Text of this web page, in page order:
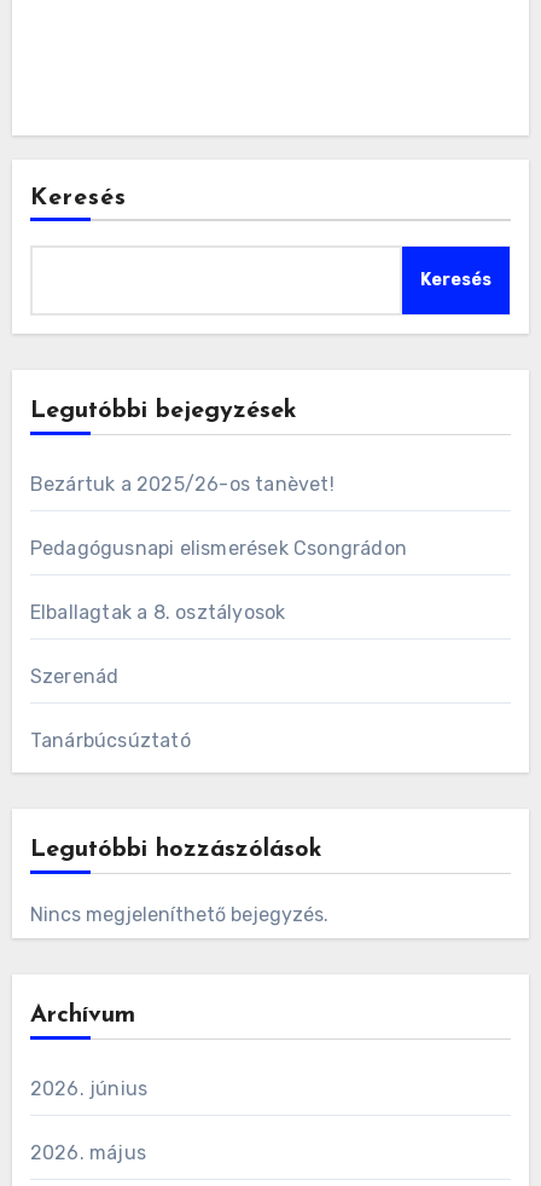
Keresés
Keresés
Legutóbbi bejegyzések
Bezártuk a 2025/26-os tanèvet!
Pedagógusnapi elismerések Csongrádon
Elballagtak a 8. osztályosok
Szerenád
Tanárbúcsúztató
Legutóbbi hozzászólások
Nincs megjeleníthető bejegyzés.
Archívum
2026. június
2026. május